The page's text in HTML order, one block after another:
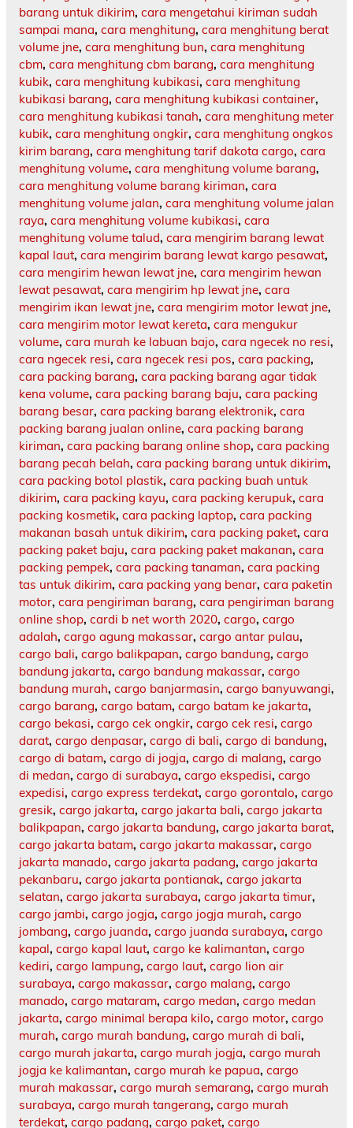
barang untuk dikirim, cara mengetahui kiriman sudah
sampai mana, cara menghitung, cara menghitung berat
volume jne, cara menghitung bun, cara menghitung
cbm, cara menghitung cbm barang, cara menghitung
kubik, cara menghitung kubikasi, cara menghitung
kubikasi barang, cara menghitung kubikasi container,
cara menghitung kubikasi tanah, cara menghitung meter
kubik, cara menghitung ongkir, cara menghitung ongkos
kirim barang, cara menghitung tarif dakota cargo, cara
menghitung volume, cara menghitung volume barang,
cara menghitung volume barang kiriman, cara
menghitung volume jalan, cara menghitung volume jalan
raya, cara menghitung volume kubikasi, cara
menghitung volume talud, cara mengirim barang lewat
kapal laut, cara mengirim barang lewat kargo pesawat,
cara mengirim hewan lewat jne, cara mengirim hewan
lewat pesawat, cara mengirim hp lewat jne, cara
mengirim ikan lewat jne, cara mengirim motor lewat jne,
cara mengirim motor lewat kereta, cara mengukur
volume, cara murah ke labuan bajo, cara ngecek no resi,
cara ngecek resi, cara ngecek resi pos, cara packing,
cara packing barang, cara packing barang agar tidak
kena volume, cara packing barang baju, cara packing
barang besar, cara packing barang elektronik, cara
packing barang jualan online, cara packing barang
kiriman, cara packing barang online shop, cara packing
barang pecah belah, cara packing barang untuk dikirim,
cara packing botol plastik, cara packing buah untuk
dikirim, cara packing kayu, cara packing kerupuk, cara
packing kosmetik, cara packing laptop, cara packing
makanan basah untuk dikirim, cara packing paket, cara
packing paket baju, cara packing paket makanan, cara
packing pempek, cara packing tanaman, cara packing
tas untuk dikirim, cara packing yang benar, cara paketin
motor, cara pengiriman barang, cara pengiriman barang
online shop, cardi b net worth 2020, cargo, cargo
adalah, cargo agung makassar, cargo antar pulau,
cargo bali, cargo balikpapan, cargo bandung, cargo
bandung jakarta, cargo bandung makassar, cargo
bandung murah, cargo banjarmasin, cargo banyuwangi,
cargo barang, cargo batam, cargo batam ke jakarta,
cargo bekasi, cargo cek ongkir, cargo cek resi, cargo
darat, cargo denpasar, cargo di bali, cargo di bandung,
cargo di batam, cargo di jogja, cargo di malang, cargo
di medan, cargo di surabaya, cargo ekspedisi, cargo
expedisi, cargo express terdekat, cargo gorontalo, cargo
gresik, cargo jakarta, cargo jakarta bali, cargo jakarta
balikpapan, cargo jakarta bandung, cargo jakarta barat,
cargo jakarta batam, cargo jakarta makassar, cargo
jakarta manado, cargo jakarta padang, cargo jakarta
pekanbaru, cargo jakarta pontianak, cargo jakarta
selatan, cargo jakarta surabaya, cargo jakarta timur,
cargo jambi, cargo jogja, cargo jogja murah, cargo
jombang, cargo juanda, cargo juanda surabaya, cargo
kapal, cargo kapal laut, cargo ke kalimantan, cargo
kediri, cargo lampung, cargo laut, cargo lion air
surabaya, cargo makassar, cargo malang, cargo
manado, cargo mataram, cargo medan, cargo medan
jakarta, cargo minimal berapa kilo, cargo motor, cargo
murah, cargo murah bandung, cargo murah di bali,
cargo murah jakarta, cargo murah jogja, cargo murah
jogja ke kalimantan, cargo murah ke papua, cargo
murah makassar, cargo murah semarang, cargo murah
surabaya, cargo murah tangerang, cargo murah
terdekat, cargo padang, cargo paket, cargo